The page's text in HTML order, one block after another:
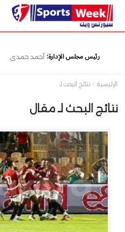
رئيس مجلس الإدارة: أحمد حمدى
الرئيسية نتائج البحث لـ
نتائج البحث لـ مقال